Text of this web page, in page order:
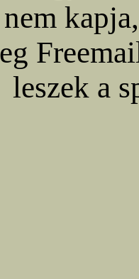
nem
leszek a